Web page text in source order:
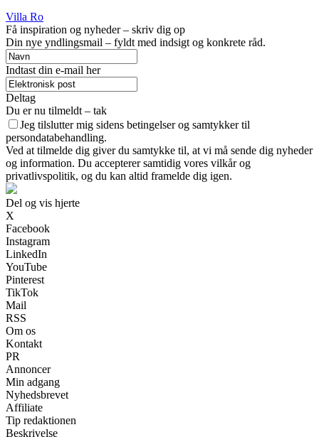
Villa Ro
Få inspiration og nyheder – skriv dig op
Din nye yndlingsmail – fyldt med indsigt og konkrete råd.
Indtast din e-mail her
Deltag
Du er nu tilmeldt – tak
Jeg tilslutter mig sidens betingelser og samtykker til
persondatabehandling.
Ved at tilmelde dig giver du samtykke til, at vi må sende dig nyheder
og information. Du accepterer samtidig vores vilkår og
privatlivspolitik, og du kan altid framelde dig igen.
Del og vis hjerte
X
Facebook
Instagram
LinkedIn
YouTube
Pinterest
TikTok
Mail
RSS
Om os
Kontakt
PR
Annoncer
Min adgang
Nyhedsbrevet
Affiliate
Tip redaktionen
Beskrivelse